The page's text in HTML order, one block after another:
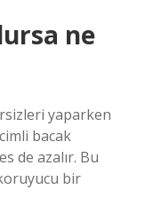
ne
yaparken
bacak
de azalır. Bu
bir